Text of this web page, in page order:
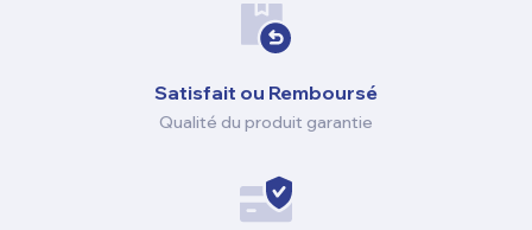
Satisfait ou Remboursé
Qualité du produit garantie